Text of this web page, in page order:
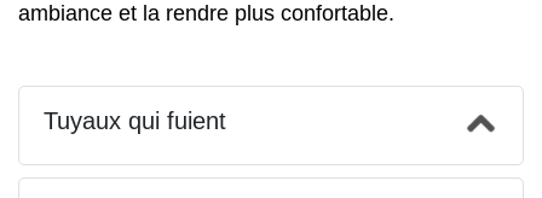
ambiance et la rendre plus confortable.
Tuyaux qui fuient